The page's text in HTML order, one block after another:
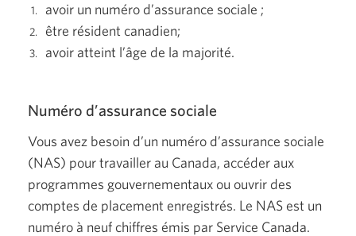
avoir un numéro d’assurance sociale ;
être résident canadien;
avoir atteint l’âge de la majorité.
Numéro d’assurance sociale
Vous avez besoin d’un numéro d’assurance sociale
(NAS) pour travailler au Canada, accéder aux
programmes gouvernementaux ou ouvrir des
comptes de placement enregistrés. Le NAS est un
numéro à neuf chiffres émis par Service Canada.